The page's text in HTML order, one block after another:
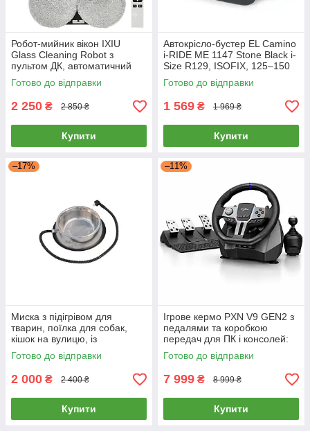
Робот-мийник вікон IXIU
Glass Cleaning Robot з
пультом ДК, автоматичний
робот для миття вікон,
дзеркал, скляних поверхонь,
мийник
Готово до відправки
2 250 ₴ 2 850 ₴
Купити
Автокрісло-бустер EL Camino
i-RIDE ME 1147 Stone Black i-
Size R129, ISOFIX, 125–150
см, для дітей 22–36 кг, з
підсклянником
Готово до відправки
1 569 ₴ 1 969 ₴
Купити
–17%
Миска з підігрівом для
тварин, поїлка для собак,
кішок на вулицю, із
нержавіючої сталі, 2,5 л.
Готово до відправки
2 000 ₴ 2 400 ₴
Купити
–11%
Ігрове кермо PXN V9 GEN2 з
педалями та коробкою
передач для ПК і консолей:
ігрове кермо, автосимулятор,
кермо з вібрацією та
Готово до відправки
7 999 ₴ 8 999 ₴
Купити